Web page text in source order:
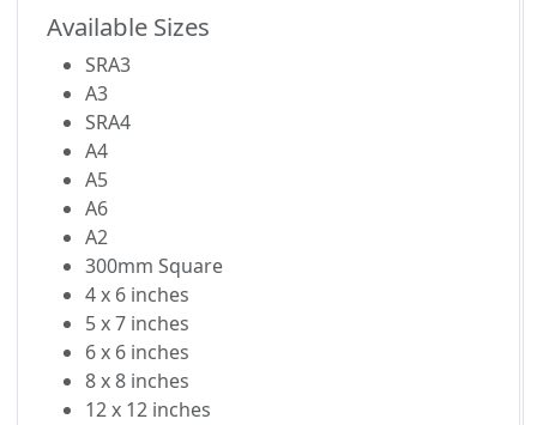
Available Sizes
SRA3
A3
SRA4
A4
A5
A6
A2
300mm Square
4 x 6 inches
5 x 7 inches
6 x 6 inches
8 x 8 inches
12 x 12 inches